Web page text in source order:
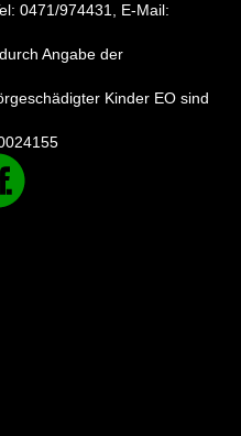
0471/974431, E-Mail:
Angabe der
Kinder EO sind